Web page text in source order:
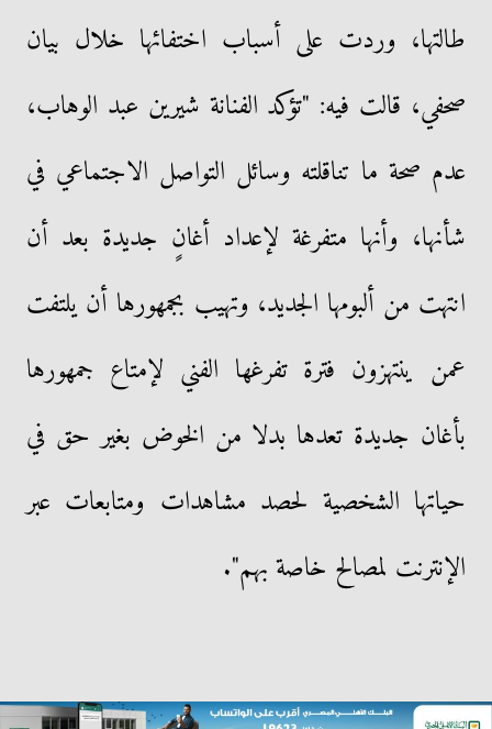
طالتها، وردت على أسباب اختفائها خلال بيان
صحفي، قالت فيه: "تؤكد الفنانة شيرين عبد الوهاب،
عدم صحة ما تناقلته وسائل التواصل الاجتماعي في
شأنها، وأنها متفرغة لإعداد أغانٍ جديدة بعد أن
انتهت من ألبومها الجديد، وتهيب بجمهورها أن يلتفت
عمن ينتهزون فترة تفرغها الفني لإمتاع جمهورها
بأغان جديدة تعدها بدلا من الخوض بغير حق في
حياتها الشخصية لحصد مشاهدات ومتابعات عبر
الإنترنت لمصالح خاصة بهم".